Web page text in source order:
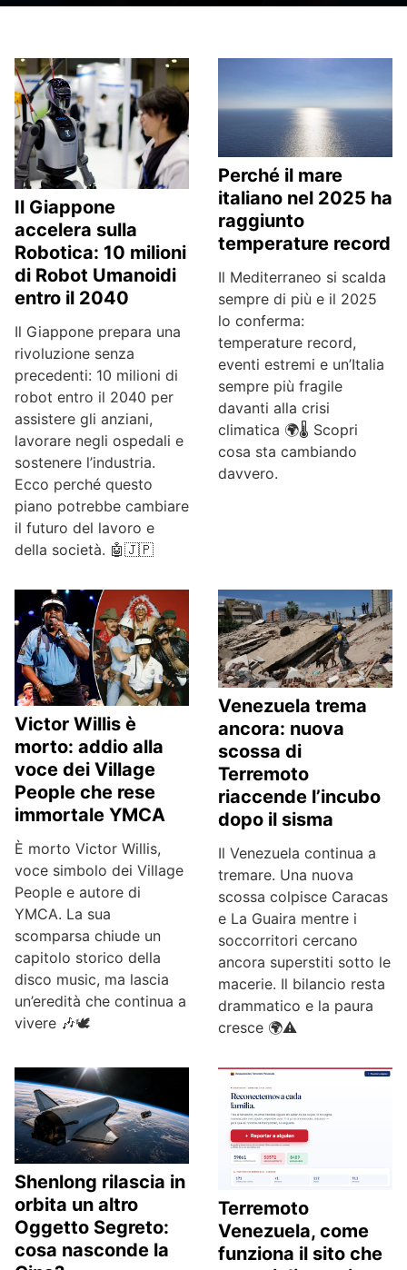
Il Giappone
accelera sulla
Robotica: 10 milioni
di Robot Umanoidi
entro il 2040
Il Giappone prepara una
rivoluzione senza
precedenti: 10 milioni di
robot entro il 2040 per
assistere gli anziani,
lavorare negli ospedali e
sostenere l’industria.
Ecco perché questo
piano potrebbe cambiare
il futuro del lavoro e
della società. 🤖🇯🇵
Perché il mare
italiano nel 2025 ha
raggiunto
temperature record
Il Mediterraneo si scalda
sempre di più e il 2025
lo conferma:
temperature record,
eventi estremi e un’Italia
sempre più fragile
davanti alla crisi
climatica 🌍🌡️ Scopri
cosa sta cambiando
davvero.
Victor Willis è
morto: addio alla
voce dei Village
People che rese
immortale YMCA
È morto Victor Willis,
voce simbolo dei Village
People e autore di
YMCA. La sua
scomparsa chiude un
capitolo storico della
disco music, ma lascia
un’eredità che continua a
vivere 🎶🕊️
Venezuela trema
ancora: nuova
scossa di
Terremoto
riaccende l’incubo
dopo il sisma
Il Venezuela continua a
tremare. Una nuova
scossa colpisce Caracas
e La Guaira mentre i
soccorritori cercano
ancora superstiti sotto le
macerie. Il bilancio resta
drammatico e la paura
cresce 🌍⚠️
Shenlong rilascia in
orbita un altro
Oggetto Segreto:
cosa nasconde la
Terremoto
Venezuela, come
funziona il sito che